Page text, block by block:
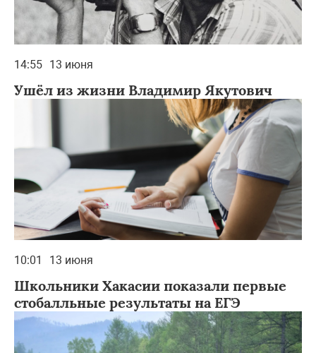
14:55 13 июня
Ушёл из жизни Владимир Якутович
10:01 13 июня
Школьники Хакасии показали первые
стобалльные результаты на ЕГЭ